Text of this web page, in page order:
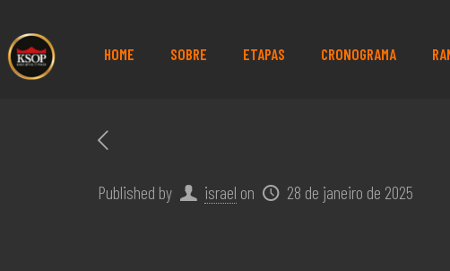
HOME SOBRE ETAPAS CRONOGRAMA
Published by israel on 28 de janeiro de 2025